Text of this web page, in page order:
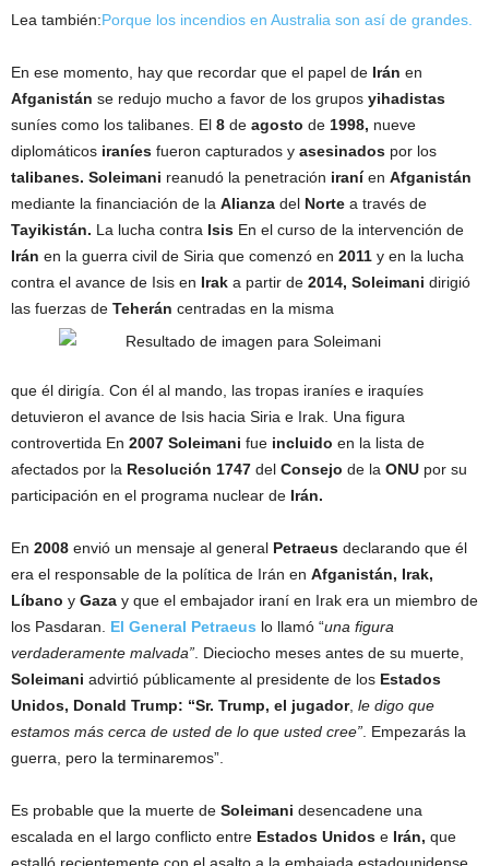
Lea también:Porque los incendios en Australia son así de grandes.
En ese momento, hay que recordar que el papel de Irán en
Afganistán se redujo mucho a favor de los grupos yihadistas
suníes como los talibanes. El 8 de agosto de 1998, nueve
diplomáticos iraníes fueron capturados y asesinados por los
talibanes. Soleimani reanudó la penetración iraníen Afganistán
mediante la financiación de la Alianza del Norte a través de
Tayikistán. La lucha contra Isis En el curso de la intervención de
Irán en la guerra civil de Siria que comenzó en 2011 y en la lucha
contra el avance de Isis en Irak a partir de 2014, Soleimani dirigió
las fuerzas de Teherán centradas en la misma
que él dirigía. Con él al mando, las tropas iraníes e iraquíes
detuvieron el avance de Isis hacia Siria e Irak. Una figura
controvertida En 2007 Soleimani fue incluido en la lista de
afectados por la Resolución 1747 del Consejo de la ONU por su
participación en el programa nuclear de Irán.
En 2008 envió un mensaje al general Petraeus declarando que él
era el responsable de la política de Irán en Afganistán, Irak,
Líbano y Gaza y que el embajador iraní en Irak era un miembro de
los Pasdaran. El General Petraeus lo llamó “una figura
verdaderamente malvada” . Dieciocho meses antes de su muerte,
Soleimani advirtió públicamente al presidente de los Estados
Unidos, Donald Trump: “Sr. Trump, el jugador, le digo que
estamos más cerca de usted de lo que usted cree” . Empezarás la
guerra, pero la terminaremos”.
Es probable que la muerte de Soleimani desencadene una
escalada en el largo conflicto entre Estados Unidos e Irán, que